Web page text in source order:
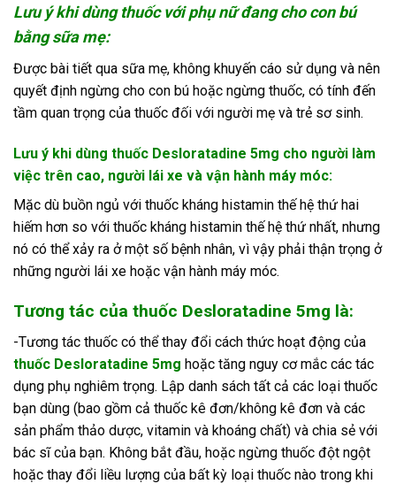
Lưu ý khi dùng thuốc với phụ nữ đang cho con bú
bằng sữa mẹ:
Được bài tiết qua sữa mẹ, không khuyến cáo sử dụng và nên
quyết định ngừng cho con bú hoặc ngừng thuốc, có tính đến
tầm quan trọng của thuốc đối với người mẹ và trẻ sơ sinh.
Lưu ý khi dùng thuốc Desloratadine 5mg cho người làm
việc trên cao, người lái xe và vận hành máy móc:
Mặc dù buồn ngủ với thuốc kháng histamin thế hệ thứ hai
hiếm hơn so với thuốc kháng histamin thế hệ thứ nhất, nhưng
nó có thể xảy ra ở một số bệnh nhân, vì vậy phải thận trọng ở
những người lái xe hoặc vận hành máy móc.
Tương tác của thuốc Desloratadine 5mg là:
-Tương tác thuốc có thể thay đổi cách thức hoạt động của
thuốc Desloratadine 5mg hoặc tăng nguy cơ mắc các tác
dụng phụ nghiêm trọng. Lập danh sách tất cả các loại thuốc
bạn dùng (bao gồm cả thuốc kê đơn/không kê đơn và các
sản phẩm thảo dược, vitamin và khoáng chất) và chia sẻ với
bác sĩ của bạn. Không bắt đầu, hoặc ngừng thuốc đột ngột
hoặc thay đổi liều lượng của bất kỳ loại thuốc nào trong khi